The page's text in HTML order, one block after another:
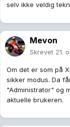
selv ikke veldig
Mevon
Skrevet 21.
Om det er som på
sikker modus. Da
"Administrator" og
aktuelle brukeren.